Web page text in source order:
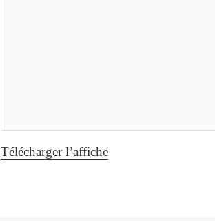
Télécharger l’affiche